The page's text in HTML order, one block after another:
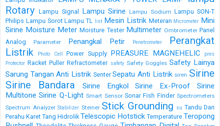
Rotary Lampu Signal Lampu Sirine Lampu Sodium Lampu SON-T
Philips Lampu Sorot Lampu TL list Mesin Listrik Meteran Micrometer Mini
Sirine Moisture Meter Moisture Tester Multimeter Ombrometer Panel
Analog
Parameter Penangkal Petir Penetrometer
Perangkat
Listrik
Photo Cell Power Supply PREASURE MAGNEHELIC
pres
Protector Racket Puller Refractometer safety Safety Goggles Safety Lainya
Sarung Tangan Anti Listrik Senter Sepatu Anti Listrik siren Sirine
Sirine Bandara
Sirine Engkol Sirine Ex-Proof
Sirine
Multitone Sirine Q-Light Smart Sensor Sonar Fish Finder Spectrometers
Spectrum Analyzer Stabilizer Steiner Stick Grounding su Tandu Dan
Perahu Karet Tang Hidrolik Telescopic Hotstick Temperature Teropong